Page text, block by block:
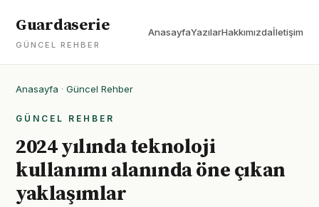
Guardaserie
GÜNCEL REHBER
AnasayfaYazılarHakkımızdaİletişim
Anasayfa · Güncel Rehber
GÜNCEL REHBER
2024 yılında teknoloji
kullanımı alanında öne çıkan
yaklaşımlar